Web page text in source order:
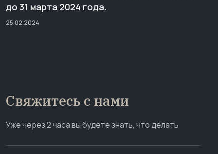
до 31 марта 2024 года.
25.02.2024
Свяжитесь с нами
Уже через 2 часа вы будете знать, что делать